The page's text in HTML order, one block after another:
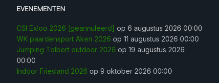
EVENEMENTEN
CSI Exloo 2026 [geannuleerd] op 6 augustus 2026 00:00
WK paardensport Aken 2026 op 11 augustus 2026 00:00
Jumping Tolbert outdoor 2026 op 19 augustus 2026
00:00
Indoor Friesland 2026 op 9 oktober 2026 00:00